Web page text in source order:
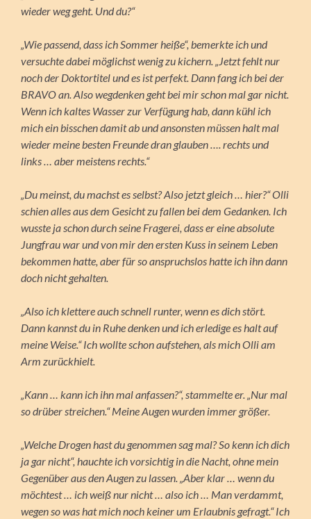
wieder weg geht. Und du?“
„Wie passend, dass ich Sommer heiße“, bemerkte ich und
versuchte dabei möglichst wenig zu kichern. „Jetzt fehlt nur
noch der Doktortitel und es ist perfekt. Dann fang ich bei der
BRAVO an. Also wegdenken geht bei mir schon mal gar nicht.
Wenn ich kaltes Wasser zur Verfügung hab, dann kühl ich
mich ein bisschen damit ab und ansonsten müssen halt mal
wieder meine besten Freunde dran glauben …. rechts und
links … aber meistens rechts.“
„Du meinst, du machst es selbst? Also jetzt gleich … hier?“ Olli
schien alles aus dem Gesicht zu fallen bei dem Gedanken. Ich
wusste ja schon durch seine Fragerei, dass er eine absolute
Jungfrau war und von mir den ersten Kuss in seinem Leben
bekommen hatte, aber für so anspruchslos hatte ich ihn dann
doch nicht gehalten.
„Also ich klettere auch schnell runter, wenn es dich stört.
Dann kannst du in Ruhe denken und ich erledige es halt auf
meine Weise.“ Ich wollte schon aufstehen, als mich Olli am
Arm zurückhielt.
„Kann … kann ich ihn mal anfassen?“, stammelte er. „Nur mal
so drüber streichen.“ Meine Augen wurden immer größer.
„Welche Drogen hast du genommen sag mal? So kenn ich dich
ja gar nicht“, hauchte ich vorsichtig in die Nacht, ohne mein
Gegenüber aus den Augen zu lassen. „Aber klar … wenn du
möchtest … ich weiß nur nicht … also ich … Man verdammt,
wegen so was hat mich noch keiner um Erlaubnis gefragt.“ Ich